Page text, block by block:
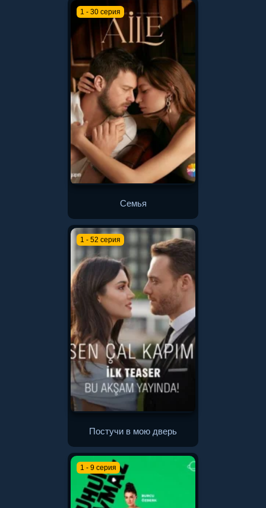
1 - 30 серия
Семья
1 - 52 серия
Постучи в мою дверь
1 - 9 серия